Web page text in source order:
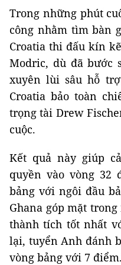
Trong những phút
công nhằm tìm bàn
Croatia thi đấu kín
Modric, dù đã bước
xuyên lùi sâu hỗ
Croatia bảo toàn
trọng tài Drew
cuộc.
Kết quả này giúp
quyền vào vòng 32
bảng với ngôi đầu
Ghana góp mặt
thành tích tốt nhất
lại, tuyển Anh đánh
vòng bảng với 7 điểm.